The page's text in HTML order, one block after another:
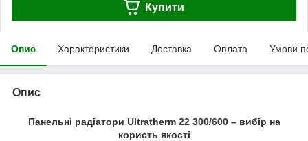
Купити
Опис Характеристики Доставка Оплата Умови
Опис
Панельні радіатори Ultratherm22 300/600 – вибір на
користь якості